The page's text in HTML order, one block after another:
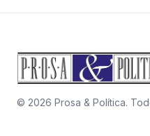
© 2026 Prosa & Política.